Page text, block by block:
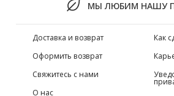
МЫ ЛЮБИМ НАШУ
Доставка и возврат
Оформить возврат
Свяжитесь с нами
О нас
Как